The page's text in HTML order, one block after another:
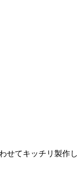
せてキッチリ製作し